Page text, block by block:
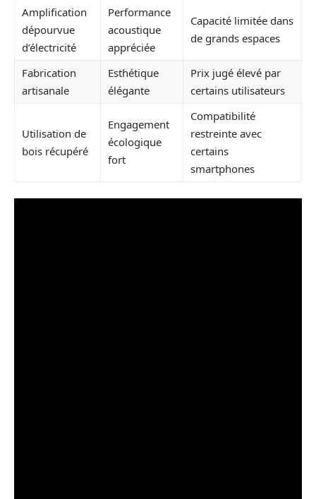
Amplification
dépourvue
d’électricité
Performance
acoustique
appréciée
Capacité limitée dans
de grands espaces
Fabrication
artisanale
Esthétique
élégante
Prix jugé élevé par
certains utilisateurs
Utilisation de
bois récupéré
Engagement
écologique
fort
Compatibilité
restreinte avec
certains
smartphones